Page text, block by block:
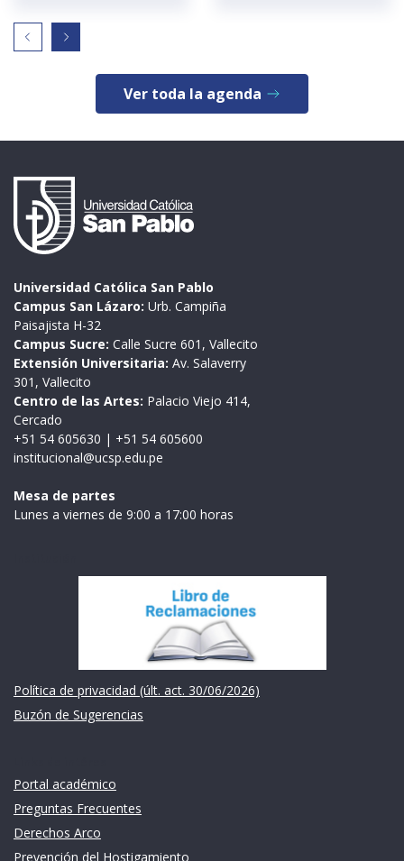
Ver toda la agenda
Universidad Católica San Pablo
Campus San Lázaro: Urb. Campiña
Paisajista H-32
Campus Sucre: Calle Sucre 601, Vallecito
Extensión Universitaria: Av. Salaverry
301, Vallecito
Centro de las Artes: Palacio Viejo 414,
Cercado
+51 54 605630 | +51 54 605600
institucional@ucsp.edu.pe
Mesa de partes
Lunes a viernes de 9:00 a 17:00 horas
Política de privacidad (últ. act. 30/06/2026)
Buzón de Sugerencias
Portal académico
Preguntas Frecuentes
Derechos Arco
Prevención del Hostigamiento